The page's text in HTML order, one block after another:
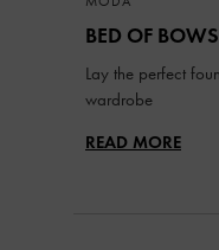
BED OF BOWS
Lay the perfect
wardrobe
READ MORE